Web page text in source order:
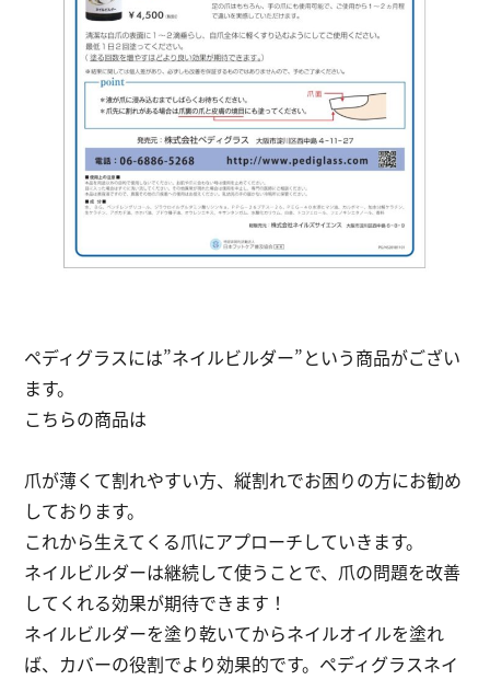
ペディグラスには”ネイルビルダー”という商品がござい
ます。
こちらの商品は
爪が薄くて割れやすい方、縦割れでお困りの方にお勧め
しております。
これから生えてくる爪にアプローチしていきます。
ネイルビルダーは継続して使うことで、爪の問題を改善
してくれる効果が期待できます！
ネイルビルダーを塗り乾いてからネイルオイルを塗れ
ば、カバーの役割でより効果的です。ペディグラスネイ